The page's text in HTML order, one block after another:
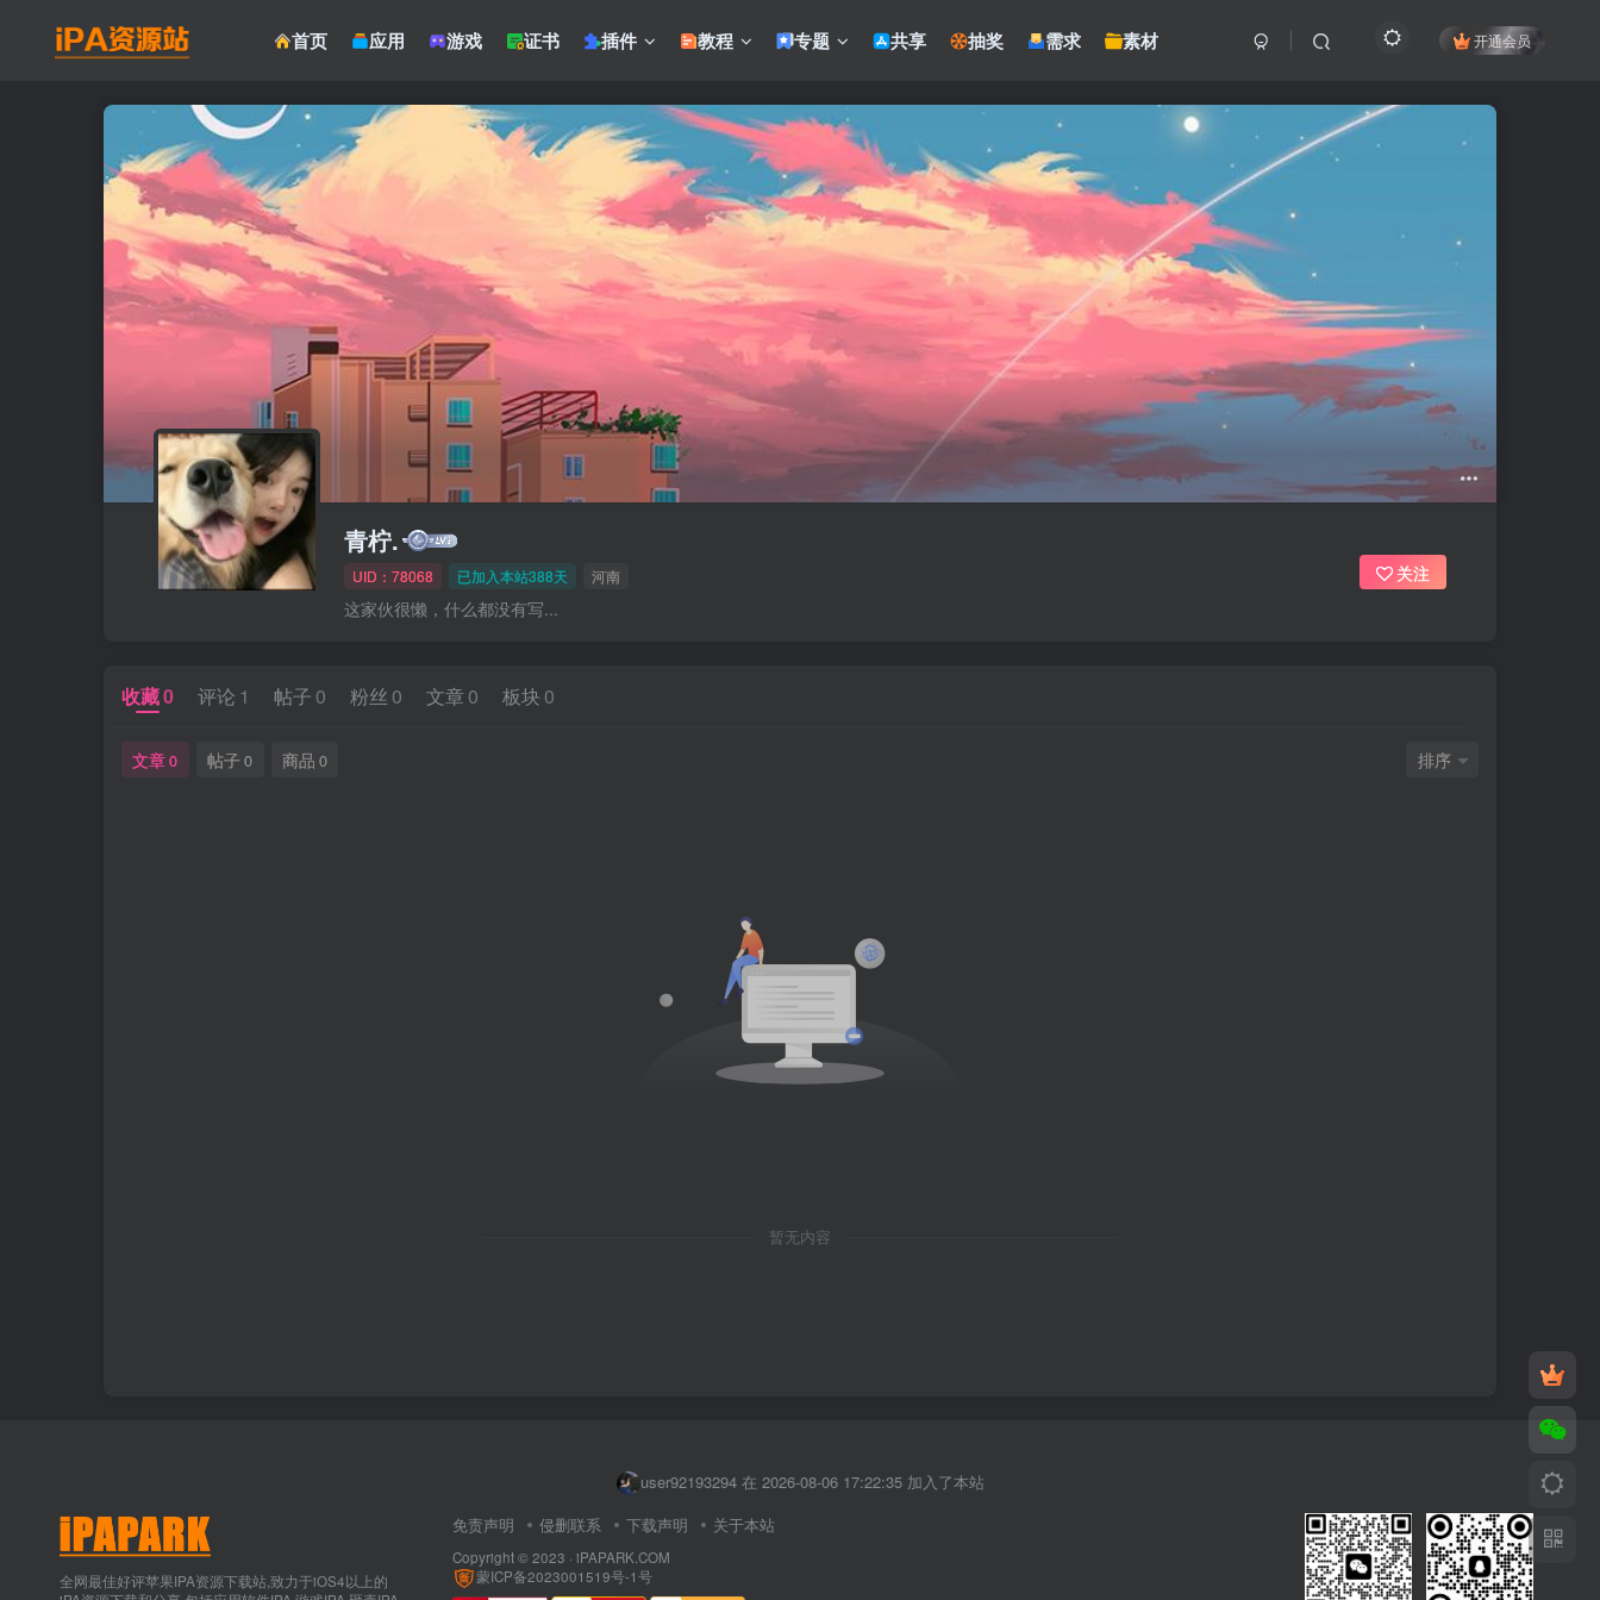
首页 应用 游戏 证书 插件 教程 专题 共享 抽奖 需求 素材 开通会员
青柠.
UID：78068 已加入本站388天 河南
这家伙很懒，什么都没有写...
关注
收藏0 评论 1 帖子 0 粉丝 0 文章 0 板块 0
文章0 帖子 0 商品 0 排序
暂无内容
user92193294 在 2026-08-06 17:22:35 加入了本站
yan123 在 2026-08-06 17:11:37 加入了本站
dhdism 在 2026-08-06 17:03:04 加入了本站
全网最佳好评苹果IPA资源下载站,致力于iOS4以上的
免责声明 侵删联系 下载声明 关于本站
Copyright © 2023 · iPAPARK.COM
蒙ICP备2023001519号-1号